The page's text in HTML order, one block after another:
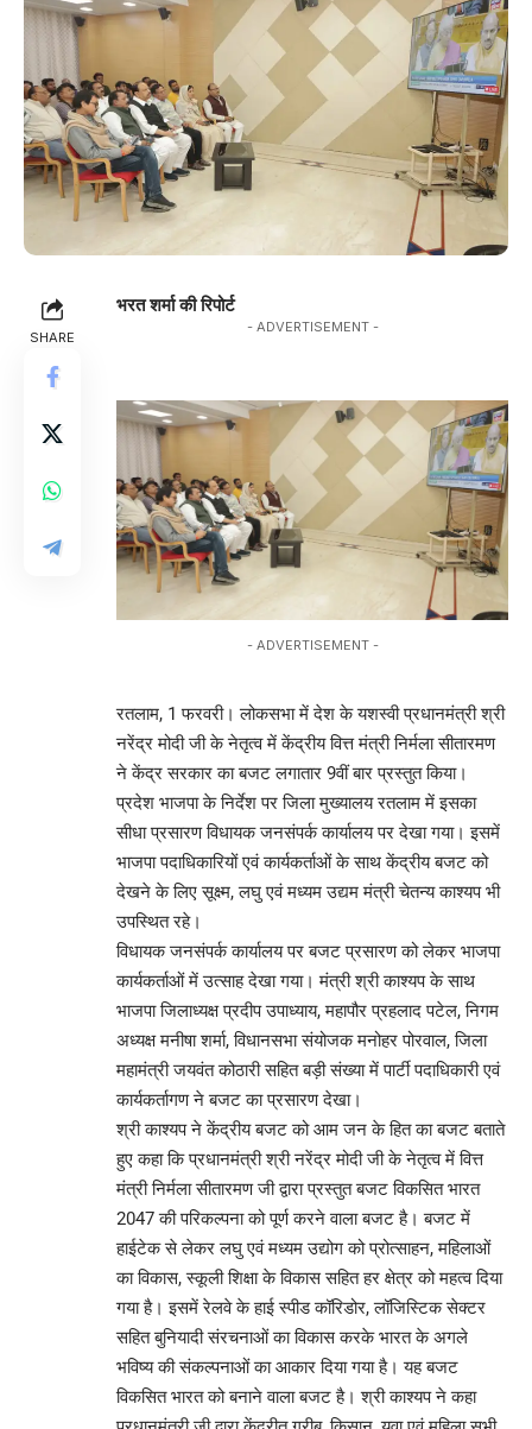
SHARE
भरत शर्मा की रिपोर्ट
- ADVERTISEMENT -
- ADVERTISEMENT -
रतलाम, 1 फरवरी। लोकसभा में देश के यशस्वी प्रधानमंत्री श्री
नरेंद्र मोदी जी के नेतृत्व में केंद्रीय वित्त मंत्री निर्मला सीतारमण
ने केंद्र सरकार का बजट लगातार 9वीं बार प्रस्तुत किया।
प्रदेश भाजपा के निर्देश पर जिला मुख्यालय रतलाम में इसका
सीधा प्रसारण विधायक जनसंपर्क कार्यालय पर देखा गया। इसमें
भाजपा पदाधिकारियों एवं कार्यकर्ताओं के साथ केंद्रीय बजट को
देखने के लिए सूक्ष्म, लघु एवं मध्यम उद्यम मंत्री चेतन्य काश्यप भी
उपस्थित रहे।
विधायक जनसंपर्क कार्यालय पर बजट प्रसारण को लेकर भाजपा
कार्यकर्ताओं में उत्साह देखा गया। मंत्री श्री काश्यप के साथ
भाजपा जिलाध्यक्ष प्रदीप उपाध्याय, महापौर प्रहलाद पटेल, निगम
अध्यक्ष मनीषा शर्मा, विधानसभा संयोजक मनोहर पोरवाल, जिला
महामंत्री जयवंत कोठारी सहित बड़ी संख्या में पार्टी पदाधिकारी एवं
कार्यकर्तागण ने बजट का प्रसारण देखा।
श्री काश्यप ने केंद्रीय बजट को आम जन के हित का बजट बताते
हुए कहा कि प्रधानमंत्री श्री नरेंद्र मोदी जी के नेतृत्व में वित्त
मंत्री निर्मला सीतारमण जी द्वारा प्रस्तुत बजट विकसित भारत
2047 की परिकल्पना को पूर्ण करने वाला बजट है। बजट में
हाईटेक से लेकर लघु एवं मध्यम उद्योग को प्रोत्साहन, महिलाओं
का विकास, स्कूली शिक्षा के विकास सहित हर क्षेत्र को महत्व दिया
गया है। इसमें रेलवे के हाई स्पीड कॉरिडोर, लॉजिस्टिक सेक्टर
सहित बुनियादी संरचनाओं का विकास करके भारत के अगले
भविष्य की संकल्पनाओं का आकार दिया गया है। यह बजट
विकसित भारत को बनाने वाला बजट है। श्री काश्यप ने कहा